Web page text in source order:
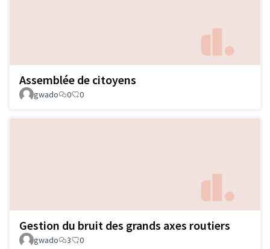
Assemblée de citoyens
gwado 0 0
Gestion du bruit des grands axes routiers
gwado 3 0